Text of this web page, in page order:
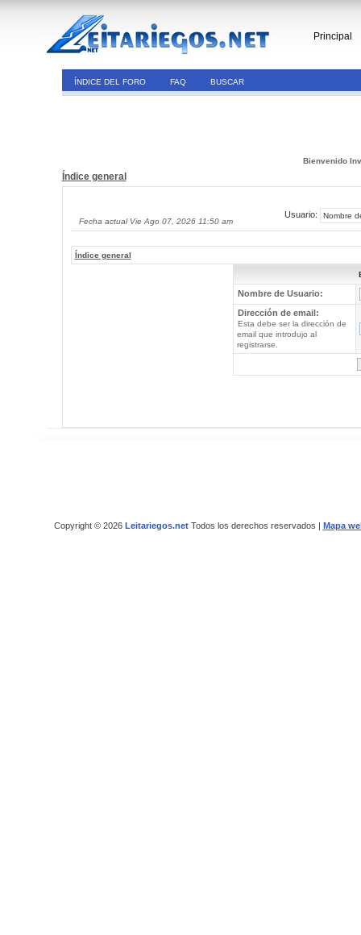
Principal
ÍNDICE DEL FORO FAQ BUSCAR
Bienvenido
Índice general
Fecha actual Vie Ago 07, 2026 11:50 am
Usuario:
Índice general
Nombre de Usuario:
Dirección de email:
Esta debe ser la dirección de
email que introdujo al
registrarse.
Copyright © 2026 Leitariegos.netTodos los derechos reservados | Mapa